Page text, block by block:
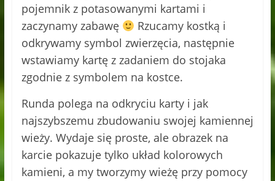
pojemnik z potasowanymi kartami i
zaczynamy zabawę
Rzucamy kostką i
odkrywamy symbol zwierzęcia, następnie
wstawiamy kartę z zadaniem do stojaka
zgodnie z symbolem na kostce.
Runda polega na odkryciu karty i jak
najszybszemu zbudowaniu swojej kamiennej
wieży. Wydaje się proste, ale obrazek na
karcie pokazuje tylko układ kolorowych
kamieni, a my tworzymy wieżę przy pomocy